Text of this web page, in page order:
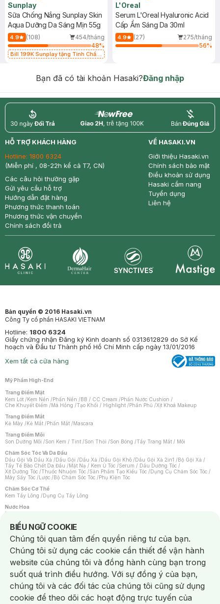
Sunplay
Sữa Chống Nắng Sunplay Skin
Aqua Dưỡng Da Sáng Mịn 55g
4.9 (108)
454/tháng
48%
Bill 199K Sunplay tặng Tinh Chất
L'Oreal
Serum L'Oreal Hyaluronic Acid
Cấp Ẩm Sáng Da 30ml
4.9 (27)
275/tháng
56%
Bạn đã có tài khoản Hasaki?Đăng nhập
return nowfree price
HỖ TRỢ KHÁCH HÀNG
Hotline: 1800 6324
(Miễn phí , 08-22h kể cả T7, CN)
Các câu hỏi thường gặp
Gửi yêu cầu hỗ trợ
Hướng dẫn đặt hàng
Phương thức thanh toán
Phương thức vận chuyển
Chính sách đổi trả
VỀ HASAKI.VN
Giới thiệu Hasaki.vn
Chính sách bảo mật
Điều khoản sử dụng
Hasaki cẩm nang
Tuyển dụng
Liên hệ
Bản quyền © 2016 Hasaki.vn
Công Ty cổ phần HASAKI VIETNAM
Hotline: 1800 6324
Giấy chứng nhận Đăng ký Kinh doanh số 0313612829 do Sở Kế
hoạch và Đầu tư Thành phố Hồ Chí Minh cấp ngày 13/01/2016
Xem tất cả cửa hàng
Mỹ Phẩm High-End
Trang Điểm Mặt
Kem Lót /Kem Nền /Phấn Nền /BB / CC Cream /Phấn Nước Cushion /
Che Khuyết Điểm /Má Hồng /Tạo Khối / Highlight /Phấn Phủ /Xịt Khoá Makeup
Trang Điểm Mắt
Kẻ Mày /Kẻ Mắt /Phấn Mắt /Mascara
Trang Điểm Môi
Son Dưỡng Môi /Son Kem / Tint /Son Thỏi /Son Bóng /Tẩy Trang Mắt / Môi
Chăm Sóc Tóc Và Da Đầu
Dầu Gội Và Dầu Xả /Dầu Gội /Dầu Xả /Dầu Gội Khô /Dầu Gội Xả 2in1 /Bộ Gội Xả /
Tẩy Tế Bào Chết Da Đầu /Mặt Nạ / Kem Ủ Tóc /Serum / Dầu Dưỡng Tóc /
Xịt Dưỡng Tóc /Thuốc Nhuộm Tóc /Sản Phẩm Tạo Kiểu Tóc /Dụng Cụ Chăm Sóc Tóc /
Máy Sấy Tóc /Lược /Bộ Chăm Sóc Tóc /Phụ Kiện Tóc
Chăm Sóc Cơ Thể
Kem Tẩy Lông /Dụng Cụ Tẩy Lông
Nước Hoa
Nước Hoa Nữ
Chăm Sóc Cá Nhân
Chống Muỗi /Khẩu Trang /Máy Massage/Mặt Nạ Xông Hơi /Nước Rửa Tay/
Sản Phẩm Chăm Sóc Khác /Bàn Chải Đánh Răng /Bàn Chải Điện/
Hỗ Trợ Trắng Răng/Kem Đánh Răng /Máy Tăm Nước/ Nước Súc Miệng/
Tăm / Chỉ Nha Khoa/ Xịt Thơm Miệng / Dung Dịch Vệ Sinh/Dưỡng Vùng Kín/
Khăn Ướt Vệ Sinh Vùng Kín/Băng Vệ Sinh/Tampon/Bọt Cạo Râu /Dao Cạo Râu/
Máy Cạo Râu
Vấn Đề Về Da
Da Dầu / Lỗ Chân Lông To/ Da Khô / Mất Nước/ Da Lão Hóa/ Da Mụn/
Da Nhạy Cảm / Kích Ứng
Da Xỉn Màu Thâm / Nám / Tàn Nhang
Quầng Thâm & Bọng Mắt /Sẹo /Viêm Da Cơ Địa
BIỂU NGỮ COOKIE
Notice about cookies usage
Chúng tôi quan tâm đến quyền riêng tư của bạn.
Chúng tôi sử dụng các cookie cần thiết để vận hành
website của chúng tôi và đồng hành cùng bạn trong
suốt quá trình điều hướng. Với sự đồng ý của bạn,
chúng tôi và các đối tác của chúng tôi cũng sử dụng
cookie để theo dõi các hoạt động trực tuyến của